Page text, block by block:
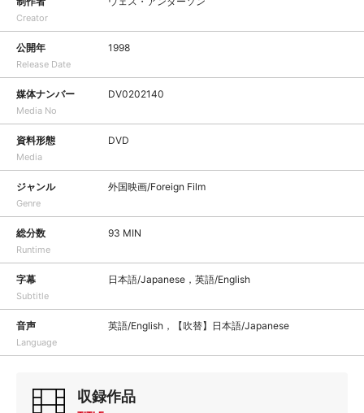
Creator
公開年
Release Date
1998
媒体ナンバー
Media No
DV0202140
資料形態
Media
DVD
ジャンル
Genre
外国映画/Foreign Film
総分数
Runtime
93 MIN
字幕
Subtitle
日本語/Japanese，英語/English
音声
Language
英語/English，【吹替】日本語/Japanese
収録作品